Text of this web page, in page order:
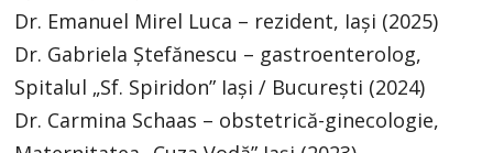
Dr. Emanuel Mirel Luca – rezident, Iași (2025)
Dr. Gabriela Ștefănescu – gastroenterolog,
Spitalul „Sf. Spiridon” Iași / București (2024)
Dr. Carmina Schaas – obstetrică-ginecologie,